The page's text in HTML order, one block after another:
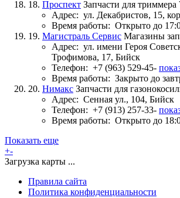
18. Проспект Запчасти для
Адрес: ул. Декабристов, 15,
Время работы: Открыто до
19. Магистраль Сервис Магазины
Адрес: ул. имени Героя
Трофимова, 17, Бийск
Телефон: +7 (963) 529-45-
Время работы: Закрыто до
20. Нимакс Запчасти для
Адрес: Сенная ул., 104, Бийск
Телефон: +7 (913) 257-33-
Время работы: Открыто до
Показать еще
+-
Загрузка карты ...
Правила сайта
Политика конфиденциальности